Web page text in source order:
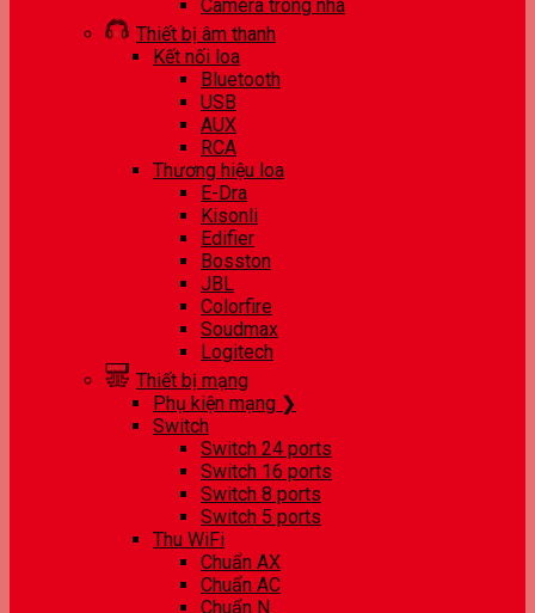
Camera trong nhà
Thiết bị âm thanh
Kết nối loa
Bluetooth
USB
AUX
RCA
Thương hiệu loa
E-Dra
Kisonli
Edifier
Bosston
JBL
Colorfire
Soudmax
Logitech
Thiết bị mạng
Phụ kiện mạng ❯
Switch
Switch 24 ports
Switch 16 ports
Switch 8 ports
Switch 5 ports
Thu WiFi
Chuẩn AX
Chuẩn AC
Chuẩn N